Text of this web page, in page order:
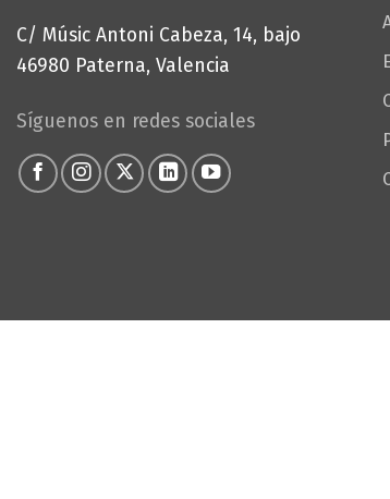
C/ Músic Antoni Cabeza, 14, bajo
46980 Paterna, Valencia
Síguenos en redes sociales